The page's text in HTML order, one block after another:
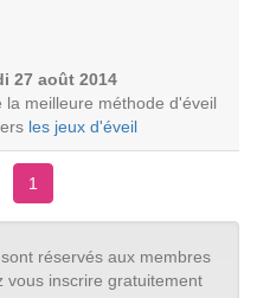
27 août 2014
meilleure méthode d'éveil
les jeux d'éveil
1
sont réservés aux membres
vous inscrire gratuitement